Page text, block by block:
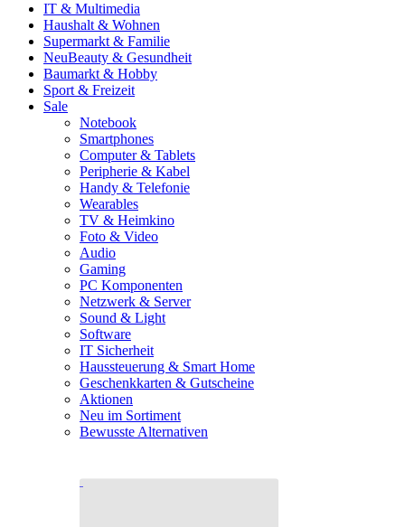
IT & Multimedia
Haushalt & Wohnen
Supermarkt & Familie
NeuBeauty & Gesundheit
Baumarkt & Hobby
Sport & Freizeit
Sale
Notebook
Smartphones
Computer & Tablets
Peripherie & Kabel
Handy & Telefonie
Wearables
TV & Heimkino
Foto & Video
Audio
Gaming
PC Komponenten
Netzwerk & Server
Sound & Light
Software
IT Sicherheit
Haussteuerung & Smart Home
Geschenkkarten & Gutscheine
Aktionen
Neu im Sortiment
Bewusste Alternativen